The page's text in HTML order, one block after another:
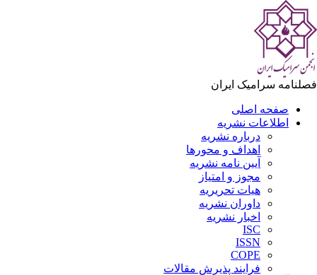
سرامیک ایران
صفحه اصلی
اطلاعات نشریه
درباره نشریه
اهداف و محورها
آیین نامه نشریه
مجوز و امتیاز
هیات تحریریه
داوران نشریه
اخبار نشریه
ISC
ISSN
COPE
فرایند پذیرش مقالات